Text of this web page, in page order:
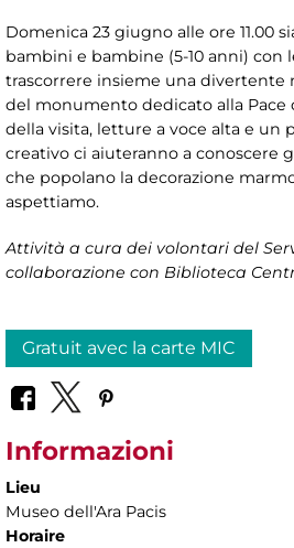
Domenica 23 giugno alle ore 11.00
bambini e bambine (5-10 anni)
trascorrere insieme una divertente
del monumento dedicato alla Pace
della visita, letture a voce alta e un
creativo ci aiuteranno a conoscere
che popolano la decorazione
aspettiamo.
Attività a cura dei volontari del
collaborazione con Biblioteca
Gratuit avec la carte MIC
Informazioni
Lieu
Museo dell'Ara Pacis
Horaire